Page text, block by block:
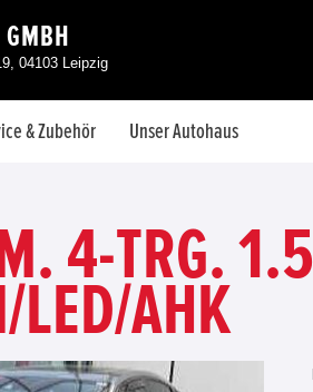
GMBH
04103 Leipzig
& Zubehör Unser Autohaus
4-TRG. 1.5
LED/AHK